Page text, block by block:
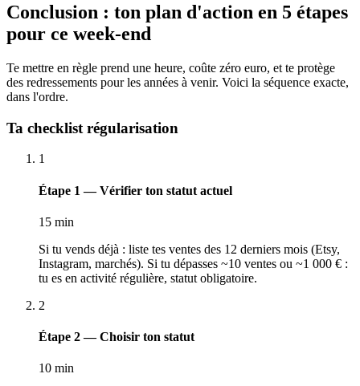
Conclusion : ton plan d'action en 5 étapes
pour ce week-end
Te mettre en règle prend une heure, coûte zéro euro, et te protège
des redressements pour les années à venir. Voici la séquence exacte,
dans l'ordre.
Ta checklist régularisation
1
Étape 1 — Vérifier ton statut actuel
15 min
Si tu vends déjà : liste tes ventes des 12 derniers mois (Etsy,
Instagram, marchés). Si tu dépasses ~10 ventes ou ~1 000 € :
tu es en activité régulière, statut obligatoire.
2
Étape 2 — Choisir ton statut
10 min